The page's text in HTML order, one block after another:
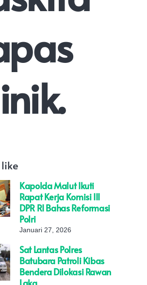
Kapolda Malut Ikuti
Rapat Kerja Komisi III
DPR RI Bahas Reformasi
Polri
Januari 27, 2026
Sat Lantas Polres
Batubara Patroli Kibas
Bendera Dilokasi Rawan